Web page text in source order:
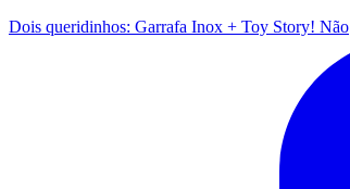
Dois queridinhos: Garrafa Inox + Toy Story! Não